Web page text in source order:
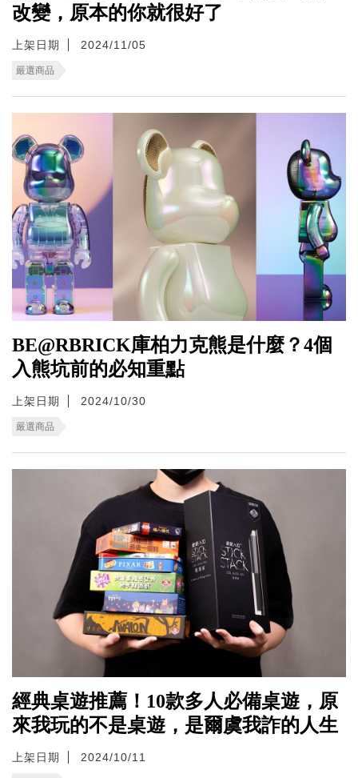
改變，原本的你就很好了
上架日期 2024/11/05
嚴選商品
BE@RBRICK庫柏力克熊是什麼？4個
入熊坑前的必知重點
上架日期 2024/10/30
嚴選商品
經典桌遊推薦！10款多人必備桌遊，原
來我玩的不是桌遊，是爾虞我詐的人生
上架日期 2024/10/11